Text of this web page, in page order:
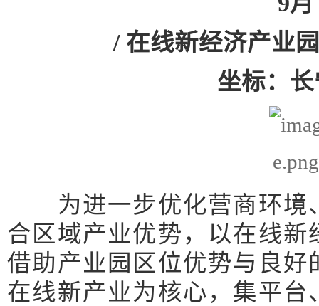
/ 在线新经济产业
坐标：
为进一步优化营商环境
合区域产业优势，以在线
借助产业园区位优势与良
在线新产业为核心，集平